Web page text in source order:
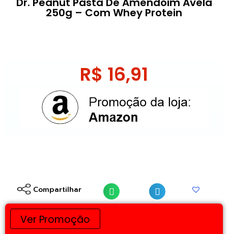
250g – Com Whey Protein
R$ 16,91
Compartilhar
Ver Promoção